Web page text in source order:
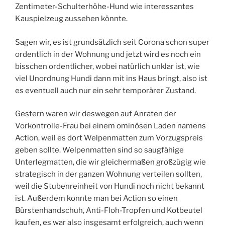
Zentimeter-Schulterhöhe-Hund wie interessantes
Kauspielzeug aussehen könnte.
Sagen wir, es ist grundsätzlich seit Corona schon super
ordentlich in der Wohnung und jetzt wird es noch ein
bisschen ordentlicher, wobei natürlich unklar ist, wie
viel Unordnung Hundi dann mit ins Haus bringt, also ist
es eventuell auch nur ein sehr temporärer Zustand.
Gestern waren wir deswegen auf Anraten der
Vorkontrolle-Frau bei einem ominösen Laden namens
Action, weil es dort Welpenmatten zum Vorzugspreis
geben sollte. Welpenmatten sind so saugfähige
Unterlegmatten, die wir gleichermaßen großzügig wie
strategisch in der ganzen Wohnung verteilen sollten,
weil die Stubenreinheit von Hundi noch nicht bekannt
ist. Außerdem konnte man bei Action so einen
Bürstenhandschuh, Anti-Floh-Tropfen und Kotbeutel
kaufen, es war also insgesamt erfolgreich, auch wenn